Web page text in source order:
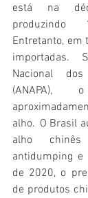
está na
Entretanto, em
importadas.
Nacional
(ANAPA),
alho. 	O Brasil aumentou a importação de
alho
antidumping
de 2020, o
de produtos